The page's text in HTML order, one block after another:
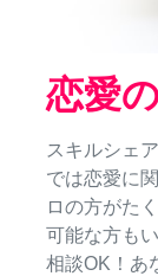
恋愛
スキルシェ
では恋愛に
ロの方がた
可能な方も
相談OK！あ